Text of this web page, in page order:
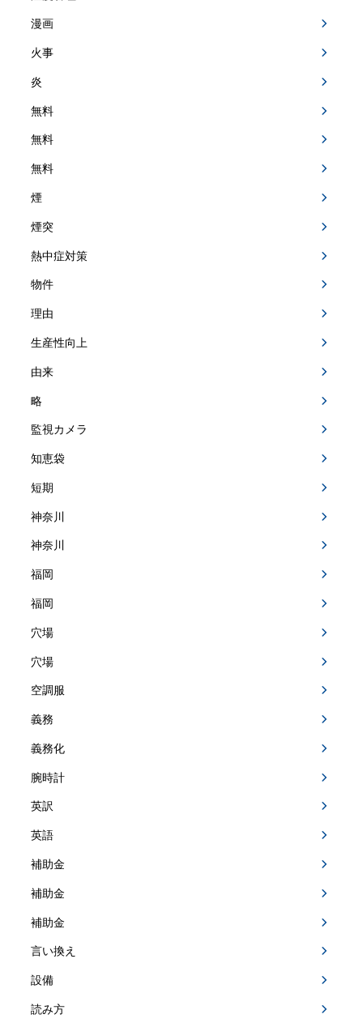
漫画
火事
炎
無料
無料
無料
煙
煙突
熱中症対策
物件
理由
生産性向上
由来
略
監視カメラ
知恵袋
短期
神奈川
神奈川
福岡
福岡
穴場
穴場
空調服
義務
義務化
腕時計
英訳
英語
補助金
補助金
補助金
言い換え
設備
読み方